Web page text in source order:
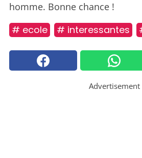
homme. Bonne chance !
# ecole # interessantes
Advertisement